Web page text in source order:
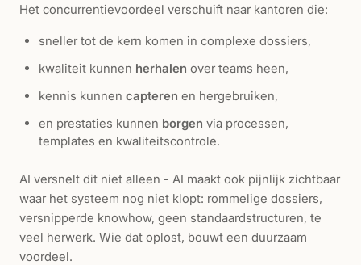
Het concurrentievoordeel verschuift naar kantoren die:
sneller tot de kern komen in complexe dossiers,
kwaliteit kunnen herhalen over teams heen,
kennis kunnen capteren en hergebruiken,
en prestaties kunnen borgen via processen,
templates en kwaliteitscontrole.
AI versnelt dit niet alleen - AI maakt ook pijnlijk zichtbaar
waar het systeem nog niet klopt: rommelige dossiers,
versnipperde knowhow, geen standaardstructuren, te
veel herwerk. Wie dat oplost, bouwt een duurzaam
voordeel.